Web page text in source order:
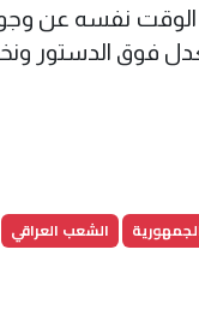
نفسه عن
فوق الدستور
الشعب العراقي